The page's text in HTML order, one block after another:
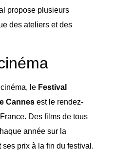
propose plusieurs
des ateliers et des
le Festival
Cannes est le rendez-
Des films de tous
année sur la
prix à la fin du festival.